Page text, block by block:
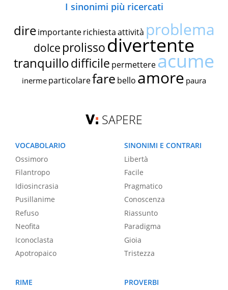
I sinonimi più ricercati
dire importante richiestaattività problema
dolce prolissodivertente
tranquillodifficile permettereacume
inerme particolarefare bello amore paura
SAPERE
VOCABOLARIO
Ossimoro
Filantropo
Idiosincrasia
Pusillanime
Refuso
Neofita
Iconoclasta
Apotropaico
SINONIMI E CONTRARI
Libertà
Facile
Pragmatico
Conoscenza
Riassunto
Paradigma
Gioia
Tristezza
RIME
PROVERBI